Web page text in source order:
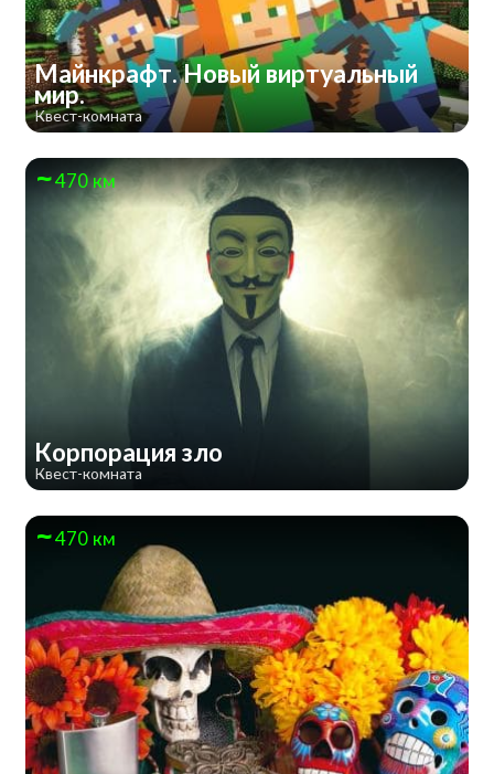
Майнкрафт. Новый виртуальный
мир.
Квест-комната
470 км
Корпорация зло
Квест-комната
470 км